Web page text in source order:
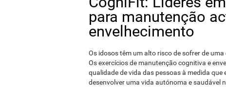
para manutenção
envelhecimento
Os idosos têm um alto risco de sofrer de
Os exercícios de manutenção cognitiva e
qualidade de vida das pessoas à medida
desenvolver uma vida autónoma e saudável